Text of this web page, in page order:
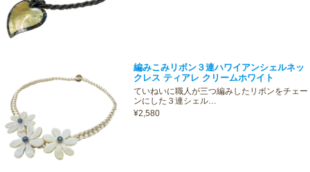
編みこみリボン３連ハワイアンシェルネッ
クレス ティアレ クリームホワイト
ていねいに職人が三つ編みしたリボンをチェー
ンにした３連シェル…
¥2,580